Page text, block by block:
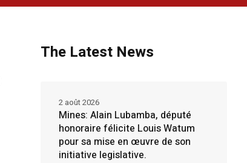
The Latest News
Mines: Alain Lubamba, député
honoraire félicite Louis Watum
pour sa mise en œuvre de son
initiative legislative.
2 août 2026